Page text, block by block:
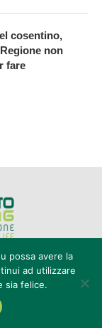
cosentino,
non
fare
- P.IVA e CF
n° 04/1976 -
byAuranex|
possa avere la
ad utilizzare
sia felice.